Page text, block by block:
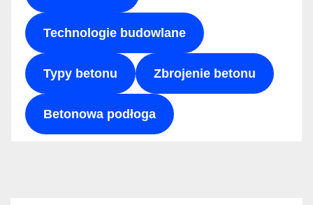
Technologie budowlane
Typy betonu Zbrojenie betonu
Betonowa podłoga